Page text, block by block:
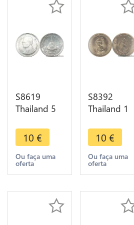
S8619
Thailand 5
Rama IX
2532 1989
UNC ->
Make Offer
10 €
Ou faça uma
oferta
S8392
Thailand 1
IX 1975
FDC UNC -
> Make
Offer
10 €
Ou faça uma
oferta